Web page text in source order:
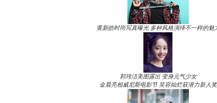
黄新皓时尚写真曝光 多种风格演绎不一样的魅
郭玮洁美图露出 变身元气少女
金晨亮相威尼斯电影节 笑容灿烂获潜力新人奖